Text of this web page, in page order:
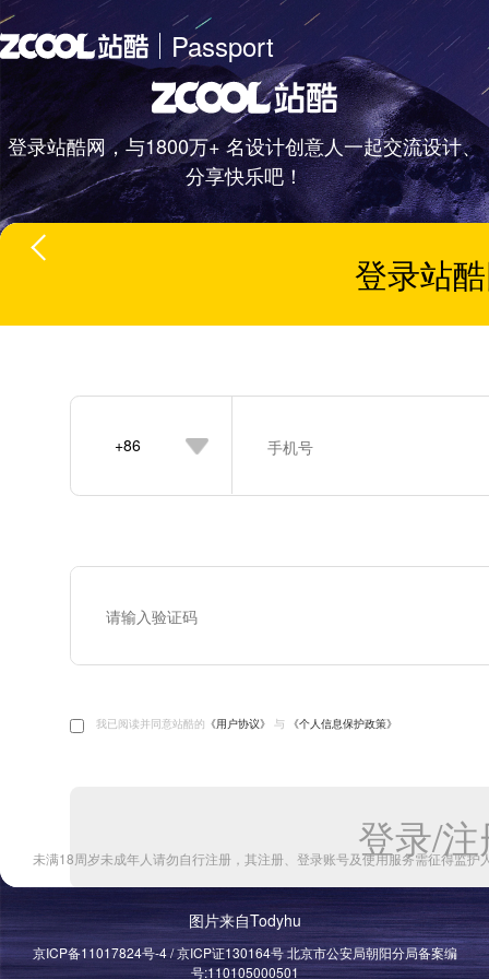
Passport
登录站酷网，与1800万+ 名设计创意人一起交流设计、
分享快乐吧！
图片来自Todyhu
京ICP备11017824号-4 / 京ICP证130164号 北京市公安局朝阳分局备案编
号:110105000501